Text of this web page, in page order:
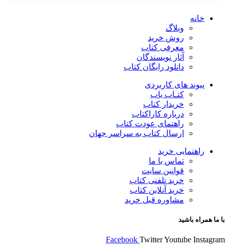
خانه
وبلاگ
روش خرید
معرفی کتاب
آثار نویسندگان
دانلود رایگان کتاب
پیوند های کاربردی
کتـاب یاب
خریدار کتاب
درباره کاراکتاب
راهنمای عودت کتاب
ارسال کتاب به سراسر جهان
راهنمایی خرید
تماس با ما
قوانین سایت
خرید تلفنی کتاب
خرید آنلاین کتاب
مشاوره قبل خرید
با ما همراه باشید
Facebook TwitterYoutube Instagram